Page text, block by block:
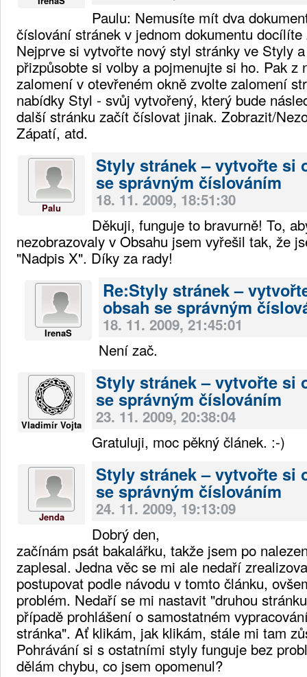
Paulu: Nemusíte mít dva
číslování stránek v jednom dokumentu
Nejprve si vytvořte nový styl stránky ve Styly
přizpůsobte si volby a pojmenujte si ho. Pak z
zalomení v otevřeném okně zvolte zalomení
nabídky Styl - svůj vytvořený, který bude
další stránku začít číslovat jinak. Zobrazit/
Zápatí, atd.
Palu
Styly stránek – vytvořte si
se správným číslováním
18. 11. 2009, 18:51:30
Děkuji, funguje to bravurně! To,
nezobrazovaly v Obsahu jsem vyřešil tak, že
"Nadpis X". Díky za rady!
IrenaS
Re:Styly stránek –
obsah se správným
18. 11. 2009, 21:45:01
Není zač.
Vladimír Vojta
Styly stránek – vytvořte si
se správným číslováním
23. 11. 2009, 20:38:04
Gratuluji, moc pěkný článek. :-)
Jenda
Styly stránek – vytvořte si
se správným číslováním
24. 11. 2009, 19:13:09
Dobrý den,
začínám psát bakalářku, takže jsem po
zaplesal. Jedna věc se mi ale nedaří
postupovat podle návodu v tomto článku,
problém. Nedaří se mi nastavit "druhou
případě prohlášení o samostatném
stránka". Ať klikám, jak klikám, stále mi tam
Pohrávání si s ostatními styly funguje bez
dělám chybu, co jsem opomenul?